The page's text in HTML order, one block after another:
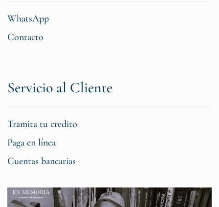
WhatsApp
Contacto
Servicio al Cliente
Tramita tu credito
Paga en línea
Cuentas bancarias